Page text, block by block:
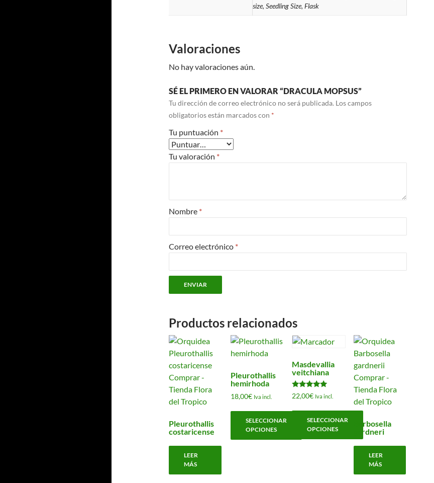
size, Seedling Size, Flask
Valoraciones
No hay valoraciones aún.
SÉ EL PRIMERO EN VALORAR “DRACULA MOPSUS”
Tu dirección de correo electrónico no será publicada. Los campos
obligatorios están marcados con *
Tu puntuación *
Tu valoración *
Nombre *
Correo electrónico *
Productos relacionados
Pleurothallis
costaricense
LEER
MÁS
Pleurothallis
hemirhoda
18,00€ Iva incl.
SELECCIONAR
OPCIONES
Masdevallia
veitchiana
Valorado
con
22,00€ Iva incl.
SELECCIONAR
OPCIONES
Barbosella
gardneri
LEER
MÁS